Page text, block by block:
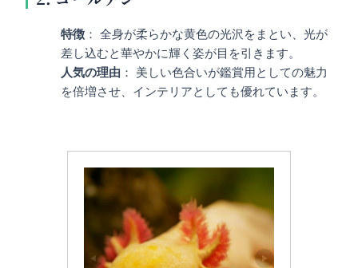
特徴 ： 全身が柔らかな黄色の光沢をまとい、光が
差し込むと華やかに輝く姿が目を引きます。
人気の理由 ： 美しい色合いが鑑賞用としての魅力
を倍増させ、インテリアとしても優れています。